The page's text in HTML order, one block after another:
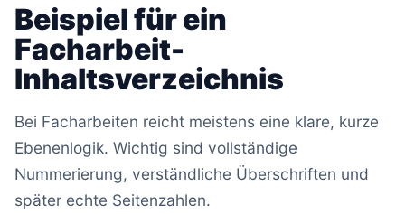
Beispiel für ein
Facharbeit-
Inhaltsverzeichnis
Bei Facharbeiten reicht meistens eine klare, kurze
Ebenenlogik. Wichtig sind vollständige
Nummerierung, verständliche Überschriften und
später echte Seitenzahlen.